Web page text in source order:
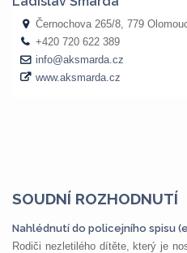
SOUDNÍ ROZHODNUTÍ
Nahlédnutí do policejního spisu
Rodiči nezletilého dítěte, který je